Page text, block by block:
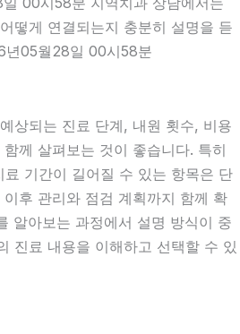
떻게 연결되는지 충분히 설명을 듣
년05월28일 00시58분
상되는 진료 단계, 내원 횟수, 비용
께 살펴보는 것이 좋습니다. 특히
료 기간이 길어질 수 있는 항목은 단
후 관리와 점검 계획까지 함께 확
알아보는 과정에서 설명 방식이 중
진료 내용을 이해하고 선택할 수 있